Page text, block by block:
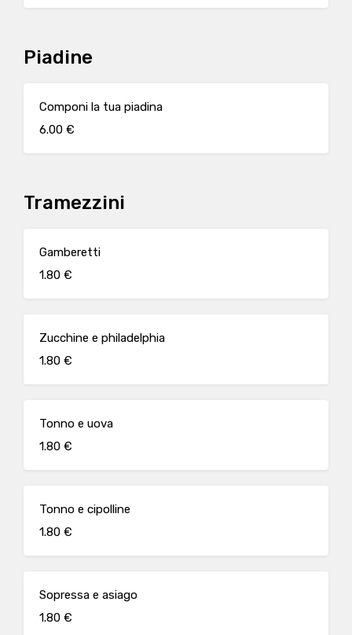
Piadine
Componi la tua piadina
6.00 €
Tramezzini
Gamberetti
1.80 €
Zucchine e philadelphia
1.80 €
Tonno e uova
1.80 €
Tonno e cipolline
1.80 €
Sopressa e asiago
1.80 €